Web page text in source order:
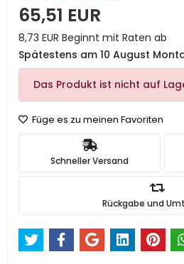
65,51 EUR
8,73 EUR Beginnt mit Raten ab
Spätestens am 10 August
Das Produkt ist nicht auf
Füge es zu meinen Favoriten
Schneller Versand
Rückgabe und